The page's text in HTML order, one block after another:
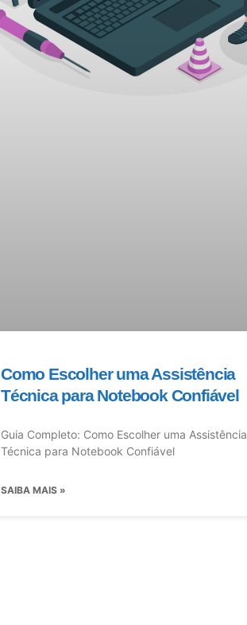
Como Escolher uma Assistência
Técnica para Notebook Confiável
Guia Completo: Como Escolher uma Assistência
Técnica para Notebook Confiável
SAIBA MAIS »